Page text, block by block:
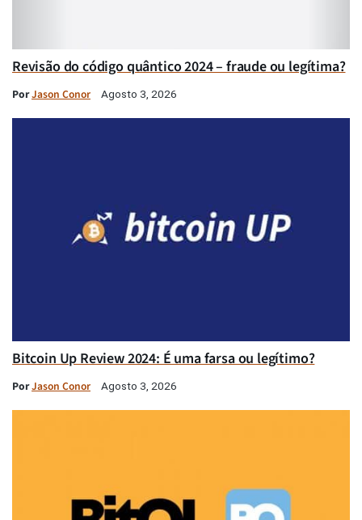
Revisão do código quântico 2024 – fraude ou legítima?
PorJason Conor Agosto 3, 2026
Bitcoin Up Review 2024: É uma farsa ou legítimo?
PorJason Conor Agosto 3, 2026